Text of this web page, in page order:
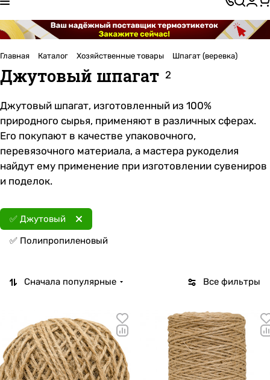
Главная Каталог Хозяйственные товары Шпагат (веревка)
Джутовый шпагат 2
Джутовый шпагат, изготовленный из 100%
природного сырья, применяют в различных сферах.
Его покупают в качестве упаковочного,
перевязочного материала, а мастера рукоделия
найдут ему применение при изготовлении сувениров
и поделок.
✅ Полипропиленовый
✅ Джутовый
Все фильтры
Сначала популярные